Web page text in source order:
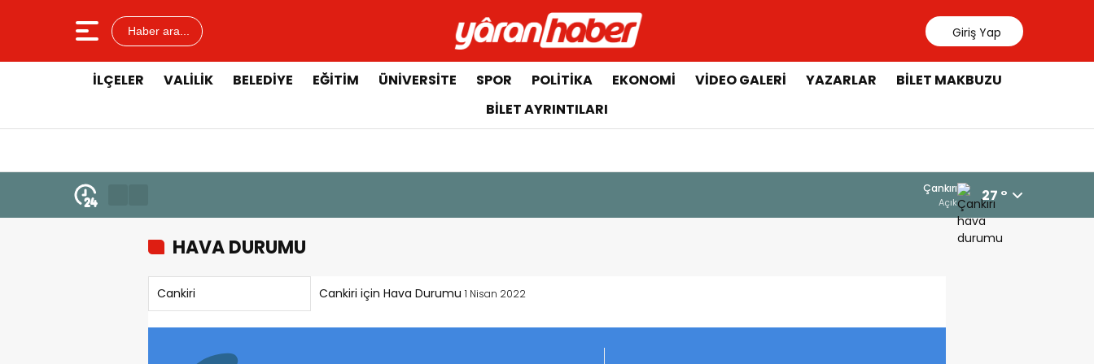
Haber ara... Giriş Yap
İLÇELER VALILIK BELEDIYE EĞITIM ÜNIVERSITE SPOR POLITIKA EKONOMI VIDEO GALERI YAZARLAR
BILET MAKBUZU
BILET AYRINTILARI
Çankırı
Açık 27 °
HAVA DURUMU
Cankiri Cankiri için Hava Durumu 1 Nisan 2022